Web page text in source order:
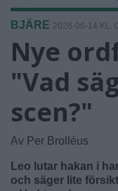
BJÄRE 2026-06-14 KL.
Nye
"Vad
scen?"
Av Per Brolléus
Leo lutar hakan i
och säger lite